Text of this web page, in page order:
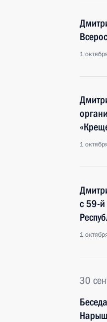
1
1
с 59-й
1
30